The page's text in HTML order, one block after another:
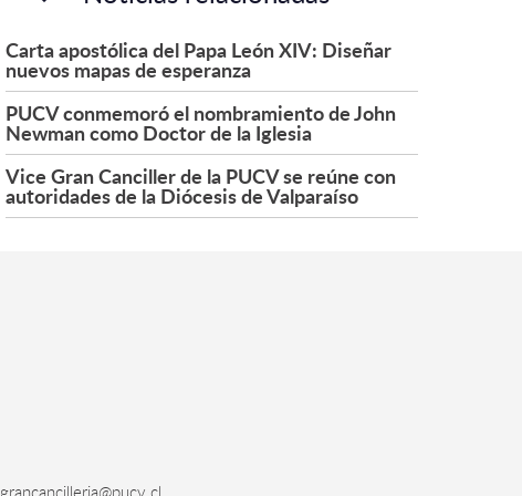
Carta apostólica del Papa León XIV: Diseñar
nuevos mapas de esperanza
PUCV conmemoró el nombramiento de John
Newman como Doctor de la Iglesia
Vice Gran Canciller de la PUCV se reúne con
autoridades de la Diócesis de Valparaíso